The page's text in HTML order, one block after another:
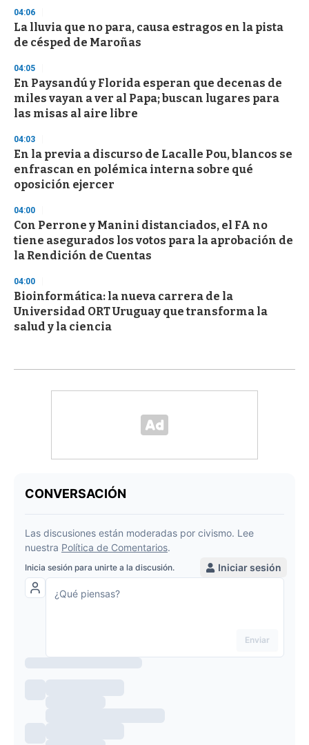
04:06
La lluvia que no para, causa estragos en la pista
de césped de Maroñas
04:05
En Paysandú y Florida esperan que decenas de
miles vayan a ver al Papa; buscan lugares para
las misas al aire libre
04:03
En la previa a discurso de Lacalle Pou, blancos se
enfrascan en polémica interna sobre qué
oposición ejercer
04:00
Con Perrone y Manini distanciados, el FA no
tiene asegurados los votos para la aprobación de
la Rendición de Cuentas
04:00
Bioinformática: la nueva carrera de la
Universidad ORT Uruguay que transforma la
salud y la ciencia